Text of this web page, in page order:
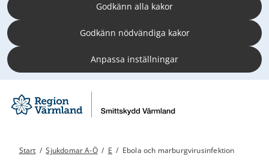
Godkänn alla kakor
Godkänn nödvändiga kakor
Anpassa inställningar
Start / Sjukdomar A-Ö / E / Ebola och marburgvirusinfektion